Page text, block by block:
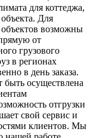
для коттеджа,
Для
возможны
от
грузового
в регионах
в день заказа.
быть осуществлена
отгрузки
свой сервис и
клиентов. Мы